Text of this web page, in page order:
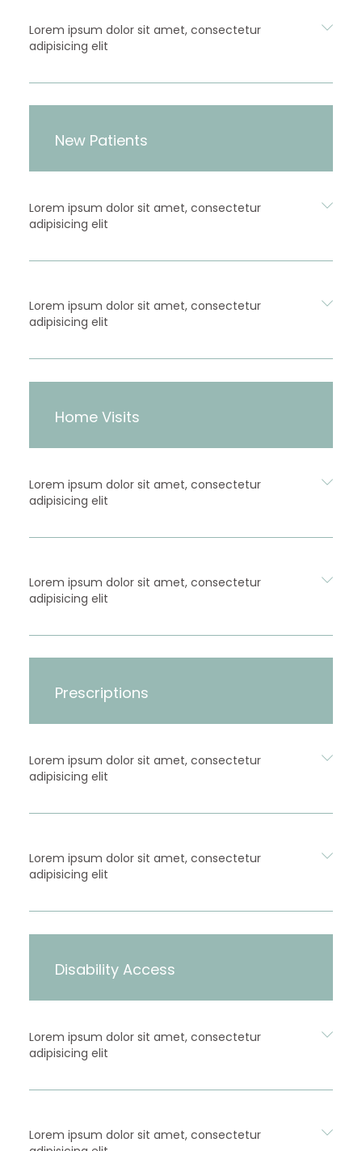
Lorem ipsum dolor sit amet, consectetur
adipisicing elit
New Patients
Lorem ipsum dolor sit amet, consectetur
adipisicing elit
Lorem ipsum dolor sit amet, consectetur
adipisicing elit
Home Visits
Lorem ipsum dolor sit amet, consectetur
adipisicing elit
Lorem ipsum dolor sit amet, consectetur
adipisicing elit
Prescriptions
Lorem ipsum dolor sit amet, consectetur
adipisicing elit
Lorem ipsum dolor sit amet, consectetur
adipisicing elit
Disability Access
Lorem ipsum dolor sit amet, consectetur
adipisicing elit
Lorem ipsum dolor sit amet, consectetur